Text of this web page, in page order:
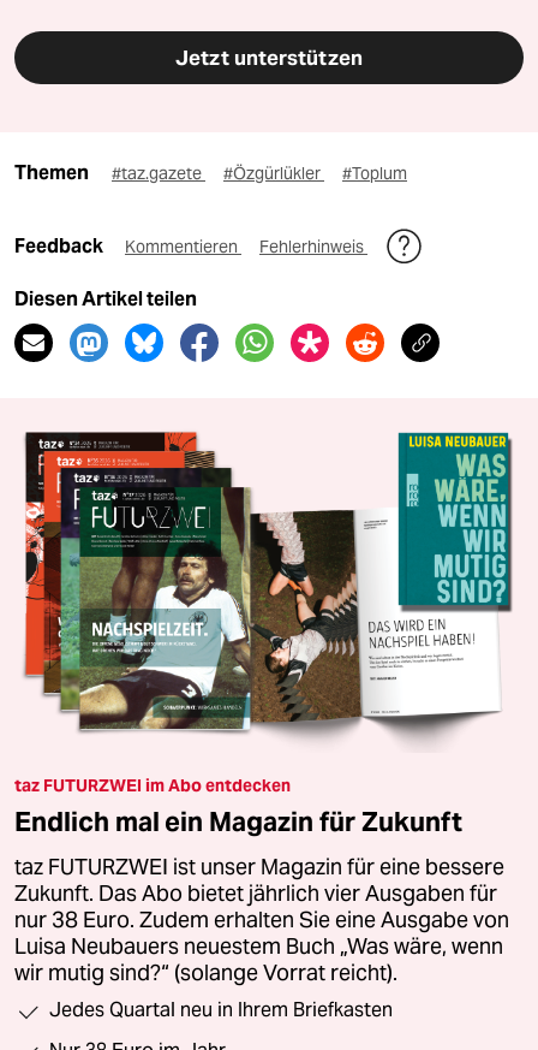
Jetzt unterstützen
Themen #taz.gazete #Özgürlükler #Toplum
Feedback Kommentieren Fehlerhinweis
Diesen Artikel teilen
taz FUTURZWEI im Abo entdecken
Endlich mal ein Magazin für Zukunft
taz FUTURZWEI ist unser Magazin für eine bessere
Zukunft. Das Abo bietet jährlich vier Ausgaben für
nur 38 Euro. Zudem erhalten Sie eine Ausgabe von
Luisa Neubauers neuestem Buch „Was wäre, wenn
wir mutig sind?“ (solange Vorrat reicht).
Jedes Quartal neu in Ihrem Briefkasten